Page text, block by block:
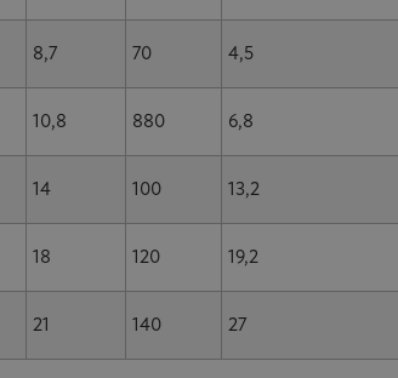
8,7 70 4,5
10,8 880 6,8
14 100 13,2
18 120 19,2
21 140 27